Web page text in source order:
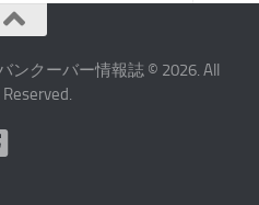
クーバー情報誌 © 2026. All